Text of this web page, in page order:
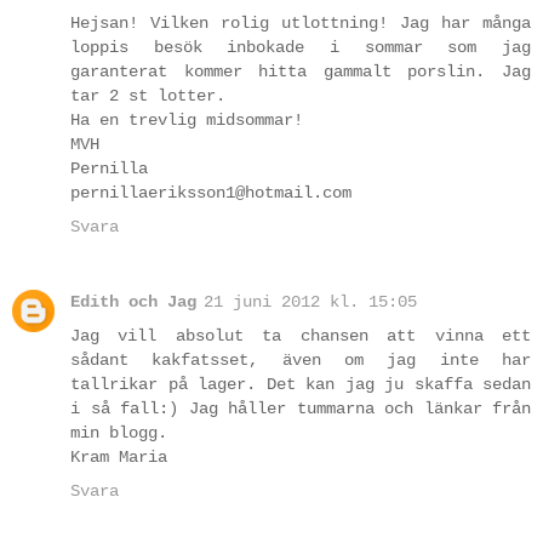
Hejsan! Vilken rolig utlottning! Jag har många
loppis besök inbokade i sommar som jag
garanterat kommer hitta gammalt porslin. Jag
tar 2 st lotter.
Ha en trevlig midsommar!
MVH
Pernilla
pernillaeriksson1@hotmail.com
Svara
Edith och Jag 21 juni 2012 kl. 15:05
Jag vill absolut ta chansen att vinna ett
sådant kakfatsset, även om jag inte har
tallrikar på lager. Det kan jag ju skaffa sedan
i så fall:) Jag håller tummarna och länkar från
min blogg.
Kram Maria
Svara